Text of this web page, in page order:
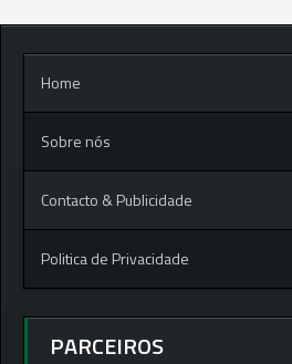
Home
Sobre nós
Contacto & Publicidade
Politica de Privacidade
PARCEIROS